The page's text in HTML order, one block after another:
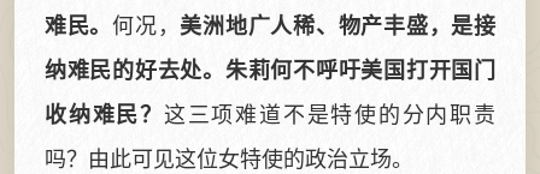
难民。何况， 美洲地广人稀、物产丰盛，是接
纳难民的好去处。朱莉何不呼吁美国打开国门
收纳难民？ 这三项难道不是特使的分内职责
吗？由此可见这位女特使的政治立场。